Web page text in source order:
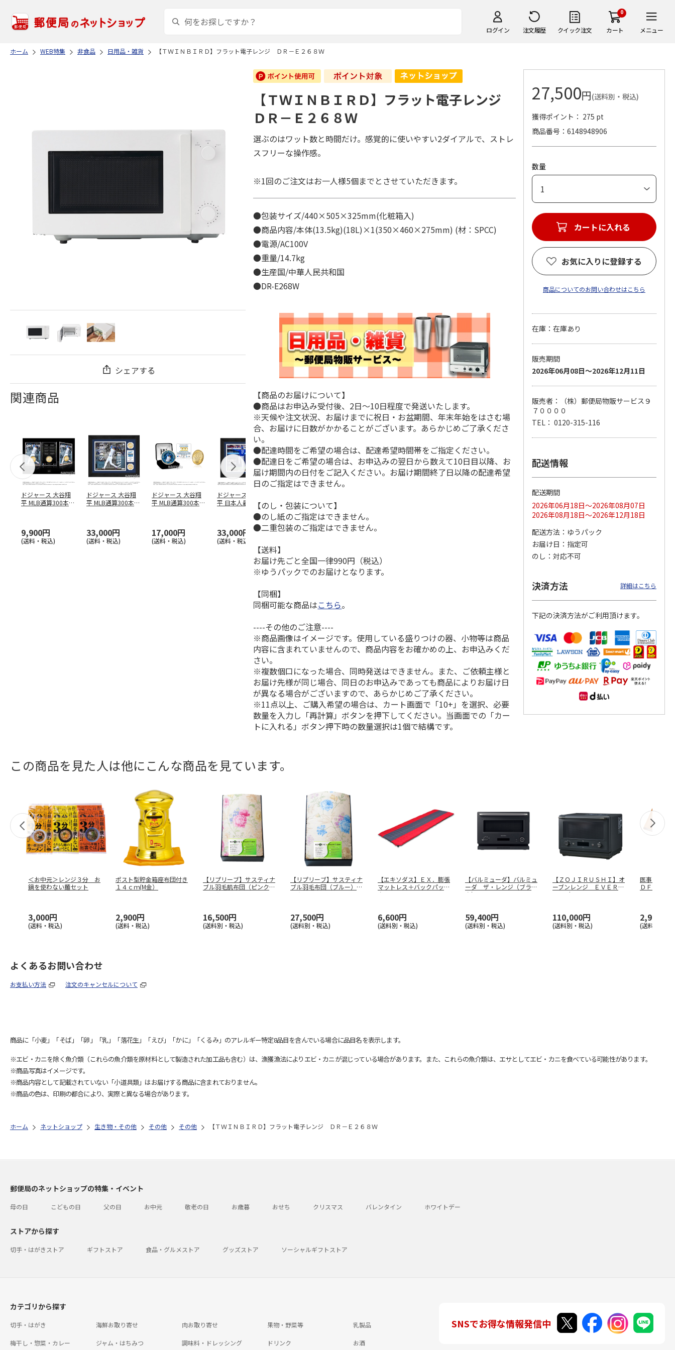
ログイン 注文履歴 クイック注文
0
カート メニュー
ホーム WEB特集 非食品 日用品・雑貨 【ＴＷＩＮＢＩＲＤ】フラット電子レンジ ＤＲ－Ｅ２６８Ｗ
シェアする
関連商品
ドジャース 大谷翔
平 MLB通算300本塁
9,900円
(送料・税込)
ドジャース 大谷翔
平 MLB通算300本塁
33,000円
(送料・税込)
ドジャース 大谷翔
平 MLB通算300本塁
17,000円
(送料・税込)
ドジャース 大谷翔
平 日本人最多53試
合連続出塁記念 ダ
33,000円
(送料・税込)
谷翔平 2026 NL 3・
4月投手…
33,000円
イ…
9,900円
ドジャース 大谷翔
平 日本人最多53試
合連続出塁記念 シ
ル…
17,000円
(送料・税込)
谷翔平 2026 NL 3・
4月投手…
【ＴＷＩＮＢＩＲＤ】フラット電子レンジ
ＤＲ－Ｅ２６８Ｗ
選ぶのはワット数と時間だけ。感覚的に使いやすい2ダイアルで、ストレ
スフリーな操作感。
※1回のご注文はお一人様5個までとさせていただきます。
●包装サイズ/440×505×325mm(化粧箱入)
●商品内容/本体(13.5kg)(18L)×1(350×460×275mm) (材：SPCC)
●電源/AC100V
●重量/14.7kg
●生産国/中華人民共和国
●DR-E268W
【商品のお届けについて】
●商品はお申込み受付後、2日～10日程度で発送いたします。
※天候や注文状況、お届けまでに祝日・お盆期間、年末年始をはさむ場
合、お届けに日数がかかることがございます。あらかじめご了承くださ
い。
●配達時間をご希望の場合は、配達希望時間帯をご指定ください。
●配達日をご希望の場合は、お申込みの翌日から数えて10日目以降、お
届け期間内の日付をご記入ください。お届け期間終了日以降の配達希望
日のご指定はできません。
【のし・包装について】
●のし紙のご指定はできません。
●二重包装のご指定はできません。
【送料】
お届け先ごと全国一律990円（税込）
※ゆうパックでのお届けとなります。
【同梱】
同梱可能な商品はこちら。
----その他のご注意----
※商品画像はイメージです。使用している盛りつけの器、小物等は商品
内容に含まれていませんので、商品内容をお確かめの上、お申込みくだ
さい。
※複数個口になった場合、同時発送はできません。また、ご依頼主様と
お届け先様が同じ場合、同日のお申込みであっても商品によりお届け日
が異なる場合がございますので、あらかじめご了承ください。
※11点以上、ご購入希望の場合は、カート画面で「10+」を選択、必要
数量を入力し「再計算」ボタンを押下してください。当画面での「カー
トに入れる」ボタン押下時の数量選択は1個で結構です。
27,500円(送料別・税込)
獲得ポイント： 275 pt
商品番号
6148948906
数量
カートに入れる
お気に入りに登録する
商品についてのお問い合わせはこちら
在庫：在庫あり
販売期間
2026年06月08日～2026年12月11日
販売者：（株）郵便局物販サービス９
７００００
TEL： 0120-315-116
配送情報
配送期間
2026年06月18日～2026年08月07日
2026年08月18日～2026年12月18日
配送方法
ゆうパック
お届け日
指定可
のし
対応不可
決済方法 詳細はこちら
下記の決済方法がご利用頂けます。
この商品を見た人は他にこんな商品を見ています。
＜お中元＞レンジ３分 お
鍋を使わない麺セット
3,000円
(送料・税込)
ポスト型貯金箱座布団付き
１４ｃｍ(M金）
2,900円
(送料・税込)
【リプリーブ】サスティナ
ブル羽毛肌布団（ピンク）
16,500円
(送料別・税込)
【リプリーブ】サスティナ
ブル羽毛布団（ブルー）
27,500円
(送料別・税込)
【エキソダス】ＥＸ．膨張
マットレス＋バックパッ
ク ＥＸＤＦ
6,600円
(送料別・税込)
【バルミューダ】バルミュ
ーダ ザ・レンジ（ブラッ
ク） Ｋ０
59,400円
(送料別・税込)
【ＺＯＪＩＲＵＳＨＩ】オ
ーブンレンジ ＥＶＥＲＩ
ＮＯ（スレ
110,000円
(送料別・税込)
医事・金融
ＤＦ－２７
2,970円
(送料別・税
よくあるお問い合わせ
お支払い方法 注文のキャンセルについて
商品に「小麦」「そば」「卵」「乳」「落花生」「えび」「かに」「くるみ」のアレルギー特定8品目を含んでいる場合に品目名を表示します。
※エビ・カニを除く魚介類（これらの魚介類を原材料として製造された加工品も含む）は、漁獲漁法によりエビ・カニが混じっている場合があります。また、これらの魚介類は、エサとしてエビ・カニを食べている可能性があります。
※商品写真はイメージです。
※商品内容として記載されていない「小道具類」はお届けする商品に含まれておりません。
※商品の色は、印刷の都合により、実際と異なる場合があります。
ホーム ネットショップ 生き物・その他 その他 その他 【ＴＷＩＮＢＩＲＤ】フラット電子レンジ ＤＲ－Ｅ２６８Ｗ
郵便局のネットショップの特集・イベント
母の日 こどもの日 父の日 お中元 敬老の日 お歳暮 おせち クリスマス バレンタイン ホワイトデー
ストアから探す
切手・はがきストア ギフトストア 食品・グルメストア グッズストア ソーシャルギフトストア
カテゴリから探す
切手・はがき 海鮮お取り寄せ 肉お取り寄せ 果物・野菜等 乳製品
梅干し・惣菜・カレー ジャム・はちみつ 調味料・ドレッシング ドリンク お酒
SNSでお得な情報発信中